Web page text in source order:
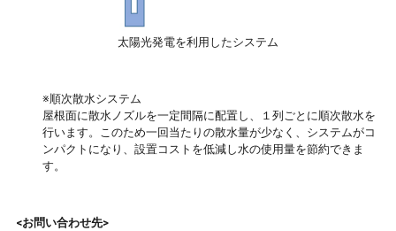
太陽光発電を利用したシステム
※順次散水システム
屋根面に散水ノズルを一定間隔に配置し、１列ごとに順次散水を
行います。このため一回当たりの散水量が少なく、システムがコ
ンパクトになり、設置コストを低減し水の使用量を節約できま
す。
<お問い合わせ先>